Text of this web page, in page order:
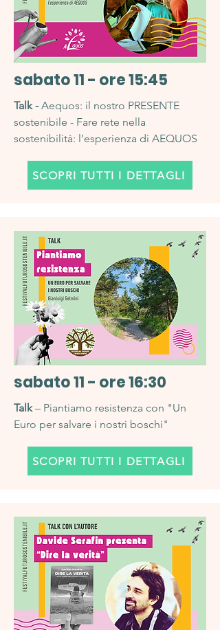
sabato 11 - ore 15:45
Talk -Aequos: il nostro PRESENTE
sostenibile - Fare rete nella
sostenibilità: l’esperienza di AEQUOS
SCOPRI TUTTI I DETTAGLI
sabato 11 - ore 16:30
Talk– Piantiamo resistenza con "Un
Euro per salvare i nostri boschi"
SCOPRI TUTTI I DETTAGLI